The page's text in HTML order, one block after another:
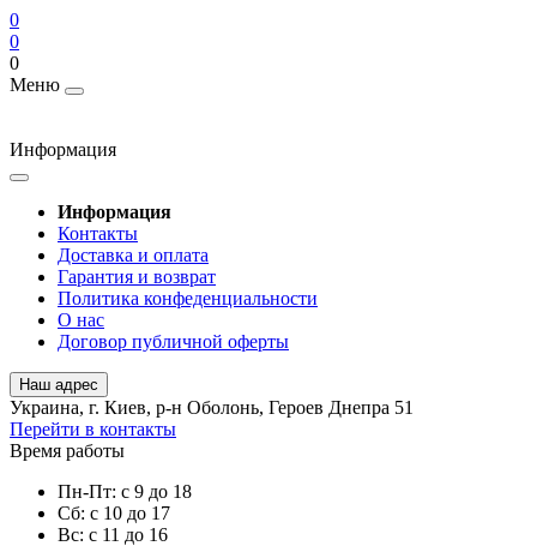
0
0
0
Меню
Информация
Информация
Контакты
Доставка и оплата
Гарантия и возврат
Политика конфеденциальности
О нас
Договор публичной оферты
Наш адрес
Украина, г. Киев, р-н Оболонь, Героев Днепра 51
Перейти в контакты
Время работы
Пн-Пт: с 9 до 18
Сб: с 10 до 17
Вс: с 11 до 16